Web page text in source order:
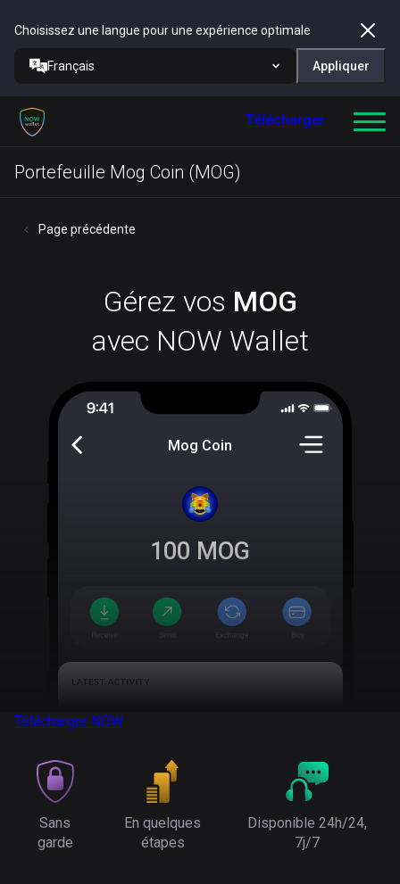
Choisissez une langue pour une expérience optimale
Français Appliquer
Télécharger
Portefeuille Mog Coin (MOG)
Page précédente
Gérez vos MOG
avec NOW Wallet
Mog Coin
100 MOG
Télécharger NOW
Sans
garde
En quelques
étapes
Disponible 24h/24,
7j/7